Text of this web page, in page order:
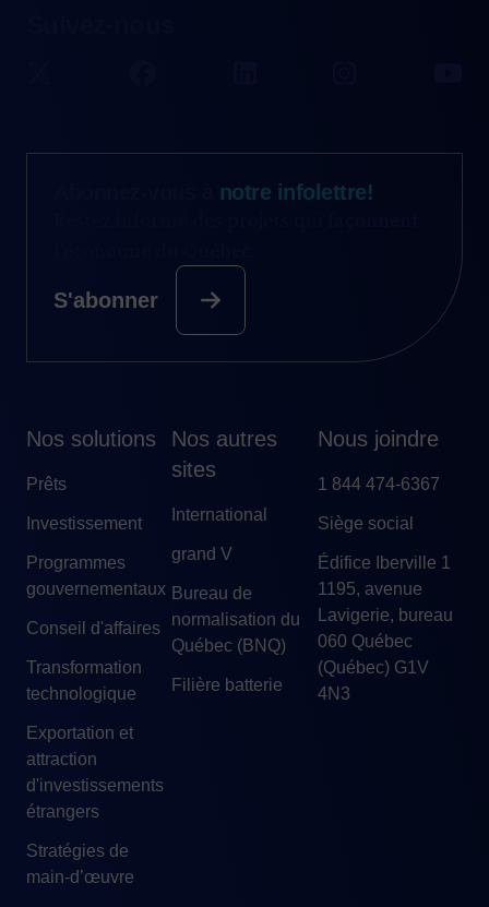
Nos solutions
Prêts
Investissement
Programmes
gouvernementaux
Conseil d'affaires
Transformation
technologique
Exportation et
attraction
d'investissements
étrangers
Stratégies de
main-d’œuvre
Nos autres
sites
International
grand V
Bureau de
normalisation du
Québec (BNQ)
Filière batterie
Nous joindre
1 844 474-6367
Siège social
Édifice Iberville 1
1195, avenue
Lavigerie, bureau
060 Québec
(Québec) G1V
4N3
notre infolettre!
S'abonner